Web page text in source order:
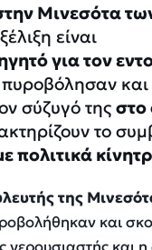
Μινεσότα
είναι
για τον
σύζυγό της στο
το
πολιτικά
της
και